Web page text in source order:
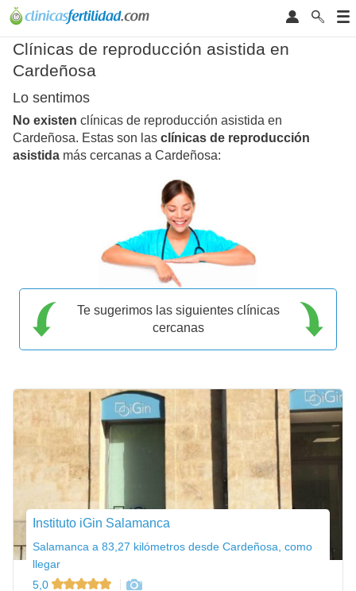
Clínicas de reproducción asistida en
Cardeñosa
Lo sentimos
No existen clínicas de reproducción asistida en
Cardeñosa. Estas son las clínicas de reproducción
asistida más cercanas a Cardeñosa:
Te sugerimos las siguientes clínicas
cercanas
Instituto iGin Salamanca
Salamanca a 83,27 kilómetros desde Cardeñosa, como
llegar
5,0